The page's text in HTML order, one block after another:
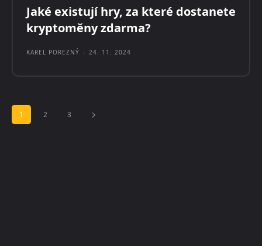
Jaké existují hry, za které dostanete
kryptoměny zdarma?
KAREL POREZNÝ - 24. 11. 2024
1 2 3